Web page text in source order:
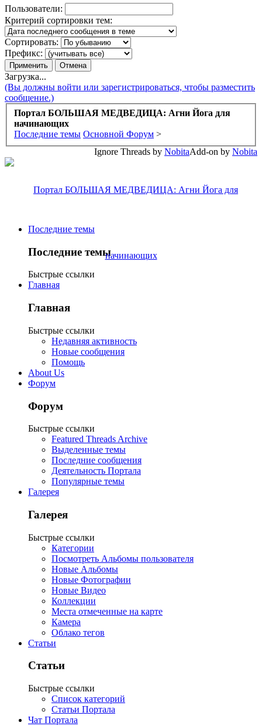
Пользователи:
Критерий сортировки тем:
Сортировать:
Префикс:
Загрузка...
(Вы должны войти или зарегистрироваться, чтобы разместить
сообщение.)
Портал БОЛЬШАЯ МЕДВЕДИЦА: Агни Йога для
начинающих
Последние темы Основной Форум >
Add-on by Nobita
Ignore Threads by Nobita
Последние темы
Последние темы
Быстрые ссылки
Главная
Главная
Быстрые ссылки
Недавняя активность
Новые сообщения
Помощь
About Us
Форум
Форум
Быстрые ссылки
Featured Threads Archive
Выделенные темы
Последние сообщения
Деятельность Портала
Популярные темы
Галерея
Галерея
Быстрые ссылки
Категории
Посмотреть Альбомы пользователя
Новые Альбомы
Новые Фотографии
Новые Видео
Коллекции
Места отмеченные на карте
Камера
Облако тегов
Статьи
Статьи
Быстрые ссылки
Список категорий
Статьи Портала
Чат Портала